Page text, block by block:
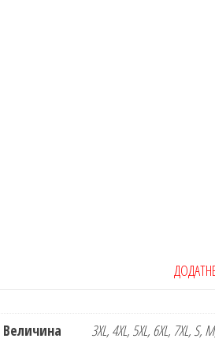
Величина 3XL, 4XL, 5XL, 6XL, 7XL, S,